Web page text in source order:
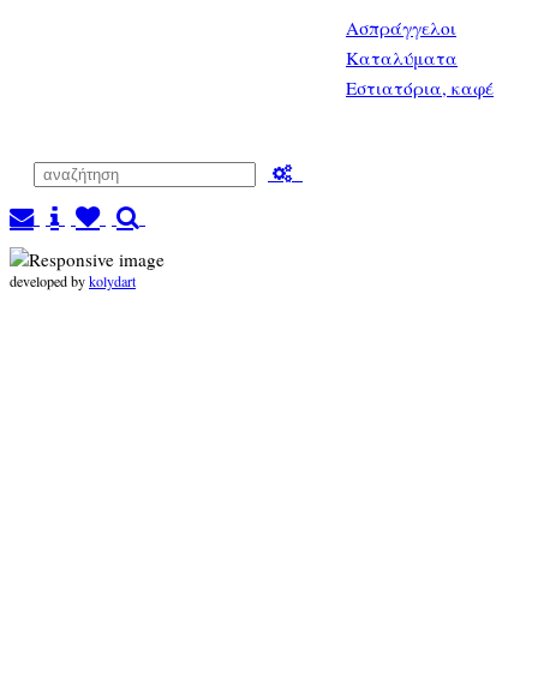
Ασπράγγελοι
Καταλύματα
Εστιατόρια, καφέ
developed bykolydart